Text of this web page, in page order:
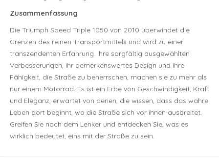
Zusammenfassung
Die Triumph Speed Triple 1050 von 2010 überwindet die
Grenzen des reinen Transportmittels und wird zu einer
transzendenten Erfahrung. Ihre sorgfältig ausgewählten
Verbesserungen, ihr bemerkenswertes Design und ihre
Fähigkeit, die Straße zu beherrschen, machen sie zu mehr als
nur einem Motorrad. Es ist ein Erbe von Geschwindigkeit, Kraft
und Eleganz, erwartet von denen, die wissen, dass das wahre
Leben dort beginnt, wo die Straße sich vor ihnen ausbreitet.
Greifen Sie nach dem Lenker und entdecken Sie, was es
wirklich bedeutet, eins mit der Straße zu sein.